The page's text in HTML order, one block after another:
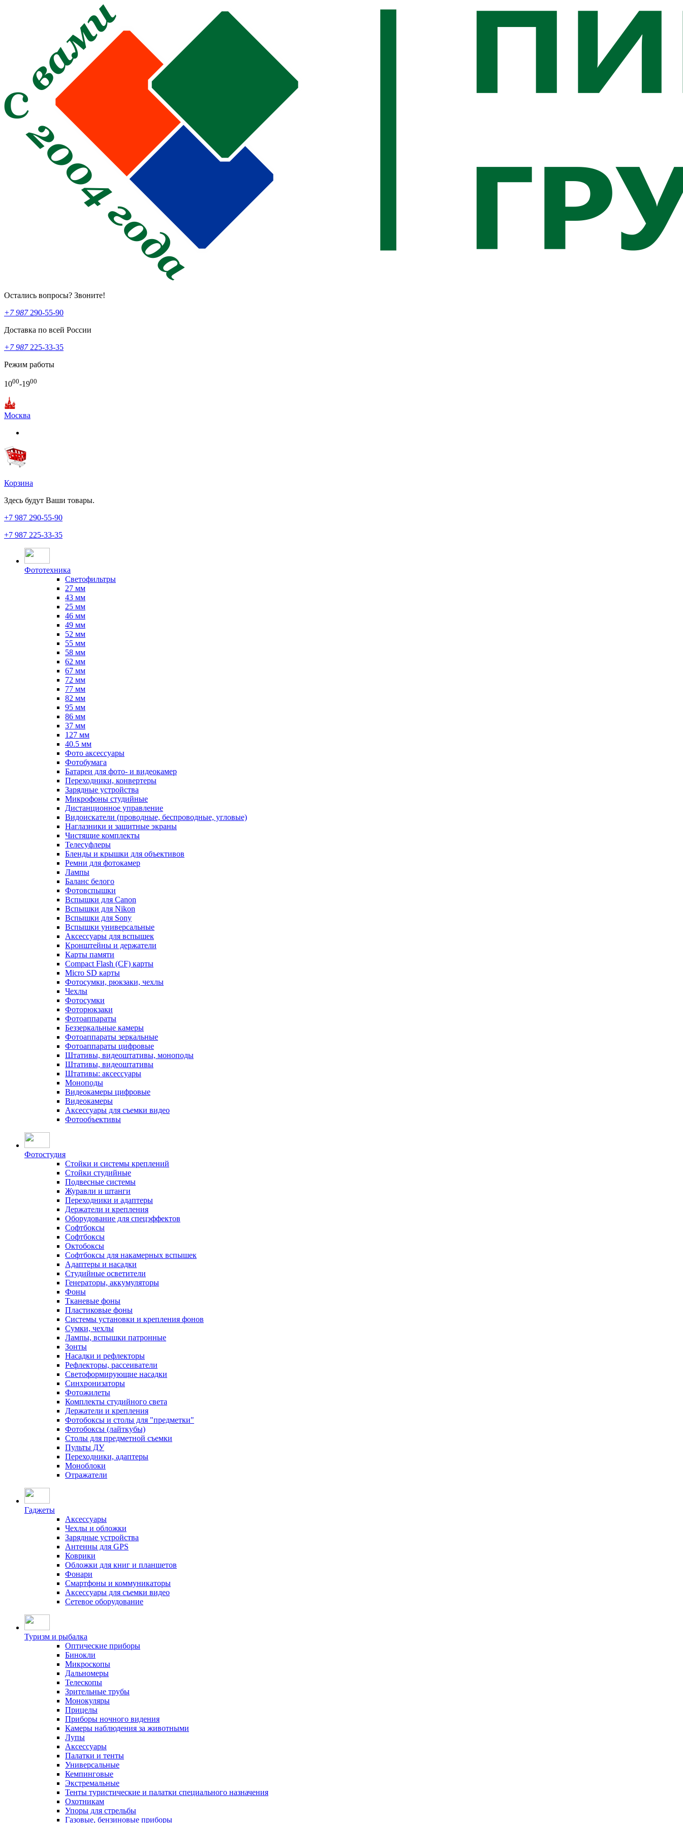
Остались вопросы? Звоните!
+7 987290-55-90
Доставка по всей России
+7 987225-33-35
Режим работы
1000-1900
Москва
Корзина
Здесь будут Ваши товары.
+7 987 290-55-90
+7 987 225-33-35
Фототехника
Светофильтры
27 мм
43 мм
25 мм
46 мм
49 мм
52 мм
55 мм
58 мм
62 мм
67 мм
72 мм
77 мм
82 мм
95 мм
86 мм
37 мм
127 мм
40.5 мм
Фото аксессуары
Фотобумага
Батареи для фото- и видеокамер
Переходники, конвертеры
Зарядные устройства
Микрофоны студийные
Дистанционное управление
Видоискатели (проводные, беспроводные, угловые)
Наглазники и защитные экраны
Чистящие комплекты
Телесуфлеры
Бленды и крышки для объективов
Ремни для фотокамер
Лампы
Баланс белого
Фотовспышки
Вспышки для Canon
Вспышки для Nikon
Вспышки для Sony
Вспышки универсальные
Аксесcуары для вспышек
Кронштейны и держатели
Карты памяти
Compact Flash (CF) карты
Micro SD карты
Фотосумки, рюкзаки, чехлы
Чехлы
Фотосумки
Фоторюкзаки
Фотоаппараты
Беззеркальные камеры
Фотоаппараты зеркальные
Фотоаппараты цифровые
Штативы, видеоштативы, моноподы
Штативы, видеоштативы
Штативы: аксессуары
Моноподы
Видеокамеры цифровые
Видеокамеры
Аксессуары для съемки видео
Фотообъективы
Фотостудия
Стойки и системы креплений
Стойки студийные
Подвесные системы
Журавли и штанги
Переходники и адаптеры
Держатели и крепления
Оборудование для спецэффектов
Софтбоксы
Софтбоксы
Октобоксы
Софтбоксы для накамерных вспышек
Адаптеры и насадки
Студийные осветители
Генераторы, аккумуляторы
Фоны
Тканевые фоны
Пластиковые фоны
Системы установки и крепления фонов
Сумки, чехлы
Лампы, вспышки патронные
Зонты
Насадки и рефлекторы
Рефлекторы, рассеиватели
Светоформирующие насадки
Синхронизаторы
Фотожилеты
Комплекты студийного света
Держатели и крепления
Фотобоксы и столы для "предметки"
Фотобоксы (лайткубы)
Столы для предметной съемки
Пульты ДУ
Переходники, адаптеры
Моноблоки
Отражатели
Гаджеты
Аксессуары
Чехлы и обложки
Зарядные устройства
Антенны для GPS
Коврики
Обложки для книг и планшетов
Фонари
Смартфоны и коммуникаторы
Аксессуары для съемки видео
Сетевое оборудование
Туризм и рыбалка
Оптические приборы
Бинокли
Микроскопы
Дальномеры
Телескопы
Зрительные трубы
Монокуляры
Прицелы
Приборы ночного видения
Камеры наблюдения за животными
Лупы
Аксессуары
Палатки и тенты
Универсальные
Кемпинговые
Экстремальные
Тенты туристические и палатки специального назначения
Охотникам
Упоры для стрельбы
Газовые, бензиновые приборы